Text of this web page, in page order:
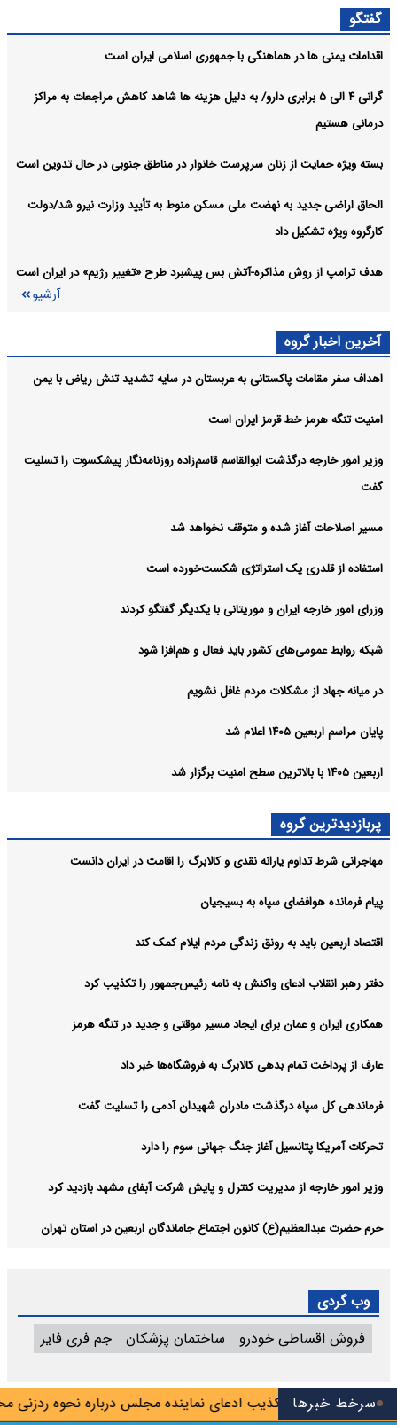
سرخط خبرهاتکذیب ادعای نماینده مجلس درباره نحوه ردزنی محل
گفتگو
اقدامات یمنی ها در هماهنگی با جمهوری اسلامی ایران است
گرانی ۴ الی ۵ برابری دارو/ به دلیل هزینه ها شاهد کاهش مراجعات به مراکز
درمانی هستیم
بسته ویژه حمایت از زنان سرپرست خانوار در مناطق جنوبی در حال تدوین است
الحاق اراضی جدید به نهضت ملی مسکن منوط به تأیید وزارت نیرو شد/دولت
کارگروه ویژه تشکیل داد
هدف ترامپ از روش مذاکره-آتش بس پیشبرد طرح «تغییر رژیم» در ایران است
آرشیو
آخرین اخبار گروه
اهداف سفر مقامات پاکستانی به عربستان در سایه تشدید تنش ریاض با یمن
امنیت تنگه هرمز خط قرمز ایران است
وزیر امور خارجه درگذشت ابوالقاسم قاسم‌زاده روزنامه‌نگار پیشکسوت را تسلیت
گفت
مسیر اصلاحات آغاز شده و متوقف نخواهد شد
استفاده از قلدری یک استراتژی شکست‌خورده است
وزرای امور خارجه ایران و موریتانی با یکدیگر گفتگو کردند
شبکه روابط عمومی‌های کشور باید فعال و هم‌افزا شود
در میانه جهاد از مشکلات مردم غافل نشویم
پایان مراسم اربعین ۱۴۰۵ اعلام شد
اربعین ۱۴۰۵ با بالاترین سطح امنیت برگزار شد
پربازدیدترین گروه
مهاجرانی شرط تداوم یارانه نقدی و کالابرگ را اقامت در ایران دانست
پیام فرمانده هوافضای سپاه به بسیجیان
اقتصاد اربعین باید به رونق زندگی مردم ایلام کمک کند
دفتر رهبر انقلاب ادعای واکنش به نامه رئیس‌جمهور را تکذیب کرد
همکاری ایران و عمان برای ایجاد مسیر موقتی و جدید در تنگه هرمز
عارف از پرداخت تمام بدهی کالابرگ به فروشگاه‌ها خبر داد
فرماندهی کل سپاه درگذشت مادران شهیدان آدمی را تسلیت گفت
تحرکات آمریکا پتانسیل آغاز جنگ جهانی سوم را دارد
وزیر امور خارجه از مدیریت کنترل و پایش شرکت آبفای مشهد بازدید کرد
حرم حضرت عبدالعظیم(ع) کانون اجتماع جاماندگان اربعین در استان تهران
وب گردی
فروش اقساطی خودرو
ساختمان پزشکان جم فری فایر